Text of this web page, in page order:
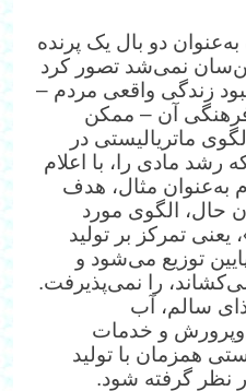
دو بال یک پرنده
نمی‌شد تصور کرد
زندگی واقعی مردم –
آن – ممکن
ماتریالیستی در
رشد مادی را، با اعلام
به‌عنوان مثال، هدف
حال، الگوی مورد
تمرکز بر تولید
توزیع می‌شود و
را نمی‌پذیرفت.
سالم، آب
و خدمات
همزمان با تولید
نظر گرفته شود.